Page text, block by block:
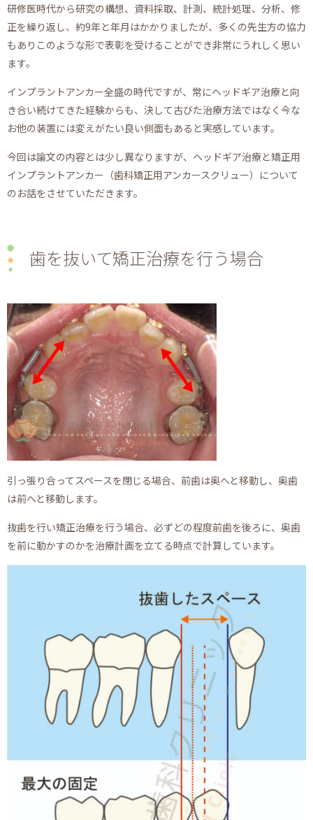
研修医時代から研究の構想、資料採取、計測、統計処理、分析、修
正を繰り返し、約9年と年月はかかりましたが、多くの先生方の協力
もありこのような形で表彰を受けることができ非常にうれしく思い
ます。
インプラントアンカー全盛の時代ですが、常にヘッドギア治療と向
き合い続けてきた経験からも、決して古びた治療方法ではなく今な
お他の装置には変えがたい良い側面もあると実感しています。
今回は論文の内容とは少し異なりますが、ヘッドギア治療と矯正用
インプラントアンカー（歯科矯正用アンカースクリュー）について
のお話をさせていただきます。
歯を抜いて矯正治療を行う場合
引っ張り合ってスペースを閉じる場合、前歯は奥へと移動し、奥歯
は前へと移動します。
抜歯を行い矯正治療を行う場合、必ずどの程度前歯を後ろに、奥歯
を前に動かすのかを治療計画を立てる時点で計算しています。